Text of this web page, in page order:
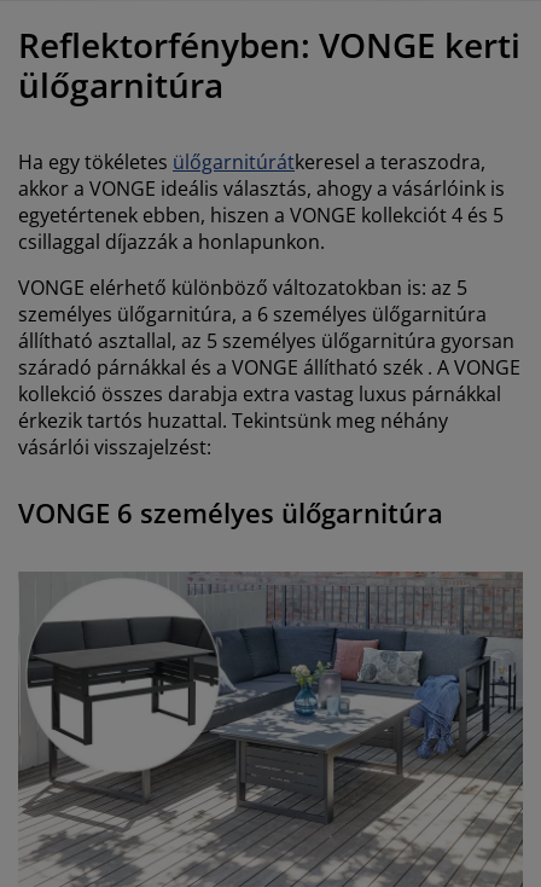
matracok
kiegészítők
Reflektorfényben: VONGE kerti
ülőgarnitúra
Ha egy tökéletes ülőgarnitúrátkeresel a teraszodra,
akkor a VONGE ideális választás, ahogy a vásárlóink is
egyetértenek ebben, hiszen a VONGE kollekciót 4 és 5
csillaggal díjazzák a honlapunkon.
VONGE elérhető különböző változatokban is: az 5
személyes ülőgarnitúra, a 6 személyes ülőgarnitúra
állítható asztallal, az 5 személyes ülőgarnitúra gyorsan
száradó párnákkal és a VONGE állítható szék . A VONGE
kollekció összes darabja extra vastag luxus párnákkal
érkezik tartós huzattal. Tekintsünk meg néhány
vásárlói visszajelzést:
VONGE 6 személyes ülőgarnitúra